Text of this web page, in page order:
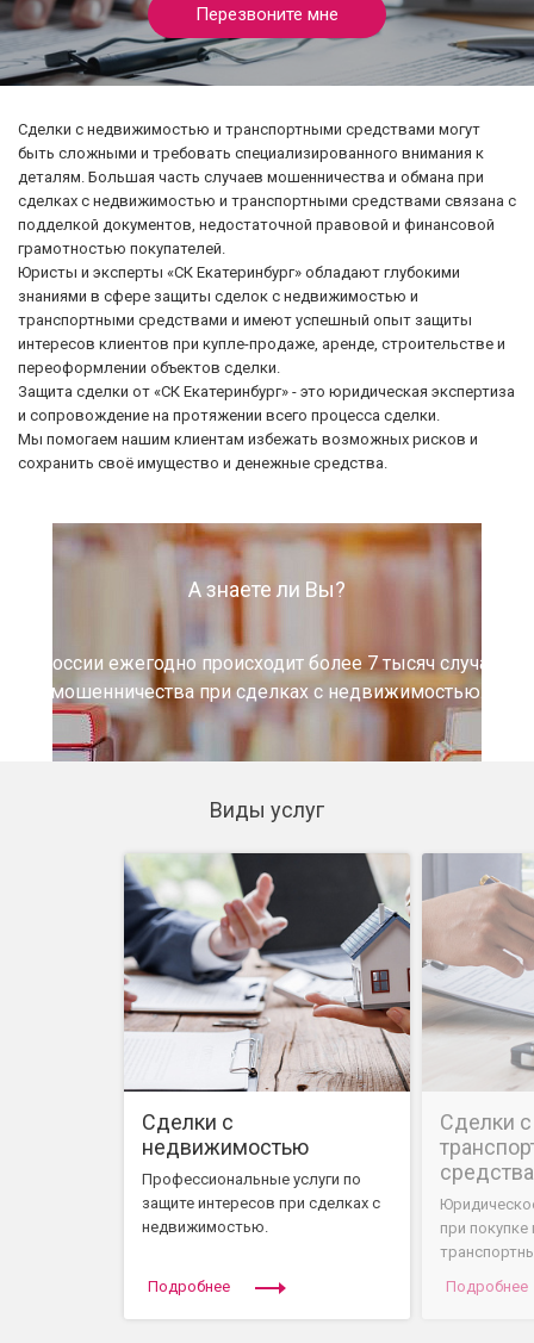
Защита сделки
О компании
Контакты
Перезвоните мне
Сделки с недвижимостью и транспортными средствами могут
быть сложными и требовать специализированного внимания к
деталям. Большая часть случаев мошенничества и обмана при
сделках с недвижимостью и транспортными средствами связана с
подделкой документов, недостаточной правовой и финансовой
грамотностью покупателей.
Юристы и эксперты «СК Екатеринбург» обладают глубокими
знаниями в сфере защиты сделок с недвижимостью и
транспортными средствами и имеют успешный опыт защиты
интересов клиентов при купле-продаже, аренде, строительстве и
переоформлении объектов сделки.
Защита сделки от «СК Екатеринбург» - это юридическая экспертиза
и сопровождение на протяжении всего процесса сделки.
Мы помогаем нашим клиентам избежать возможных рисков и
сохранить своё имущество и денежные средства.
А знаете ли Вы?
В России ежегодно происходит более 7 тысяч случаев
мошенничества при сделках с недвижимостью.
Виды услуг
Сделки с
недвижимостью
Профессиональные услуги по
защите интересов при сделках с
недвижимостью.
Подробнее
Сделки с
при
Подробнее